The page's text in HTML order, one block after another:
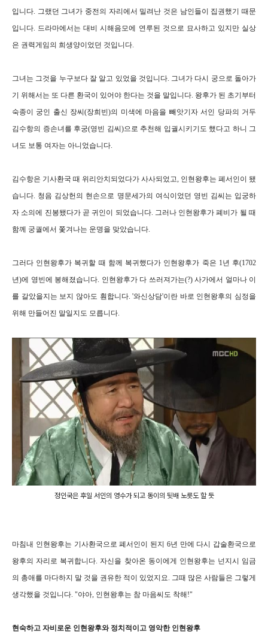
입니다. 그랬던 그녀가 중전의 자리에서 밀려난 것은 남인들이 집권했기 때문
입니다. 드라마에서는 대비 시해음모에 연루된 것으로 묘사하고 있지만 실상
은 권력게임의 희생양이었던 것입니다.
그녀는 그것을 누구보다 잘 알고 있었을 것입니다. 그녀가 다시 궁으로 돌아가
기 위해서는 또 다른 환국이 있어야 한다는 것을 말입니다. 왕후가 된 초기부터
숙종이 궁인 출신 장씨(장희빈)의 미색에 마음을 빼앗기자 서인 당파의 거두
김수항의 증손녀를 후궁(영빈 김씨)으로 추천해 입궐시키기도 했다고 하니 그
녀도 보통 여자는 아니었습니다.
김수항은 기사환국 때 위리안치되었다가 사사되었고, 인현왕후는 폐서인이 됐
습니다. 청음 김상헌의 현손으로 명문세가의 여식이었던 영빈 김씨는 입궁하
자 소의에 진봉됐다가 곧 귀인이 되었습니다. 그러나 인현왕후가 폐비가 될 때
함께 궁궐에서 쫓겨나는 운명을 맞았습니다.
그러다 인현왕후가 복귀할 때 함께 복귀했다가 인현왕후가 죽은 1년 후(1702
년)에 영빈에 봉해졌습니다. 인현왕후가 다 쓰러져가는(?) 사가에서 얼마나 이
를 갈았을지는 보지 않아도 훤합니다. '와신상담'이란 바로 인현왕후의 심정을
위해 만들어진 말일지도 모릅니다.
정인국은 후일 서인의 영수가 되고 동이의 뒷배 노릇도 할 듯
마침내 인현왕후는 기사환국으로 폐서인이 된지 6년 만에 다시 갑술환국으로
왕후의 자리로 복귀합니다. 자신을 찾아온 동이에게 인현왕후는 넌지시 임금
의 총애를 마다하지 말 것을 권유한 적이 있었지요. 그때 많은 사람들은 그렇게
생각했을 것입니다. "야아, 인현왕후는 참 마음씨도 착해!"
현숙하고 자비로운 인현왕후와 정치적이고 영악한 인현왕후